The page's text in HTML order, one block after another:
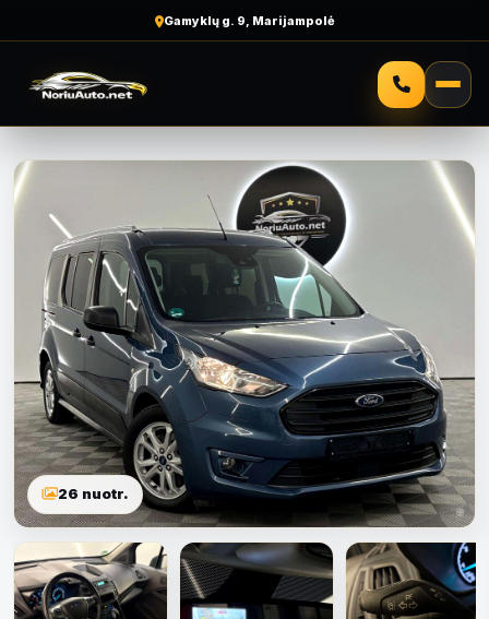
Gamyklų g. 9, Marijampolė
26 nuotr.